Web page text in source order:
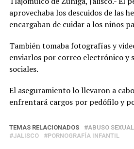
aprovechaba los descuidos de las
encargaban de cuidar a los niños
También tomaba fotografías y
enviarlos por correo electrónico y
sociales.
El aseguramiento lo llevaron a
enfrentará cargos por pedófilo y
TEMAS RELACIONADOS ABUSO SEXUAL
JALISCO
PORNOGRAFÍA INFANTIL